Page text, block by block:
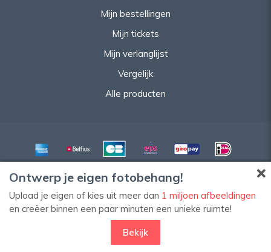
Mijn bestellingen
Mijn tickets
Mijn verlanglijst
Vergelijk
Alle producten
© Copyright 2026 HomeStyleDecoWeb
Ontwerp je eigen fotobehang!
Upload je eigen of kies uit meer dan 1 miljoen afbeeldingen
en creëer binnen een paar minuten een unieke ruimte!
Bekijk
FILTERS